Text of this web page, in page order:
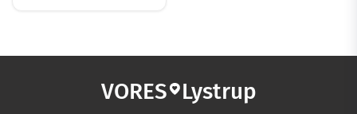
VORES Lystrup